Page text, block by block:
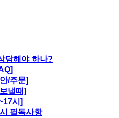
담해야 하나?
/주문]
낼때]
시]
필독사항